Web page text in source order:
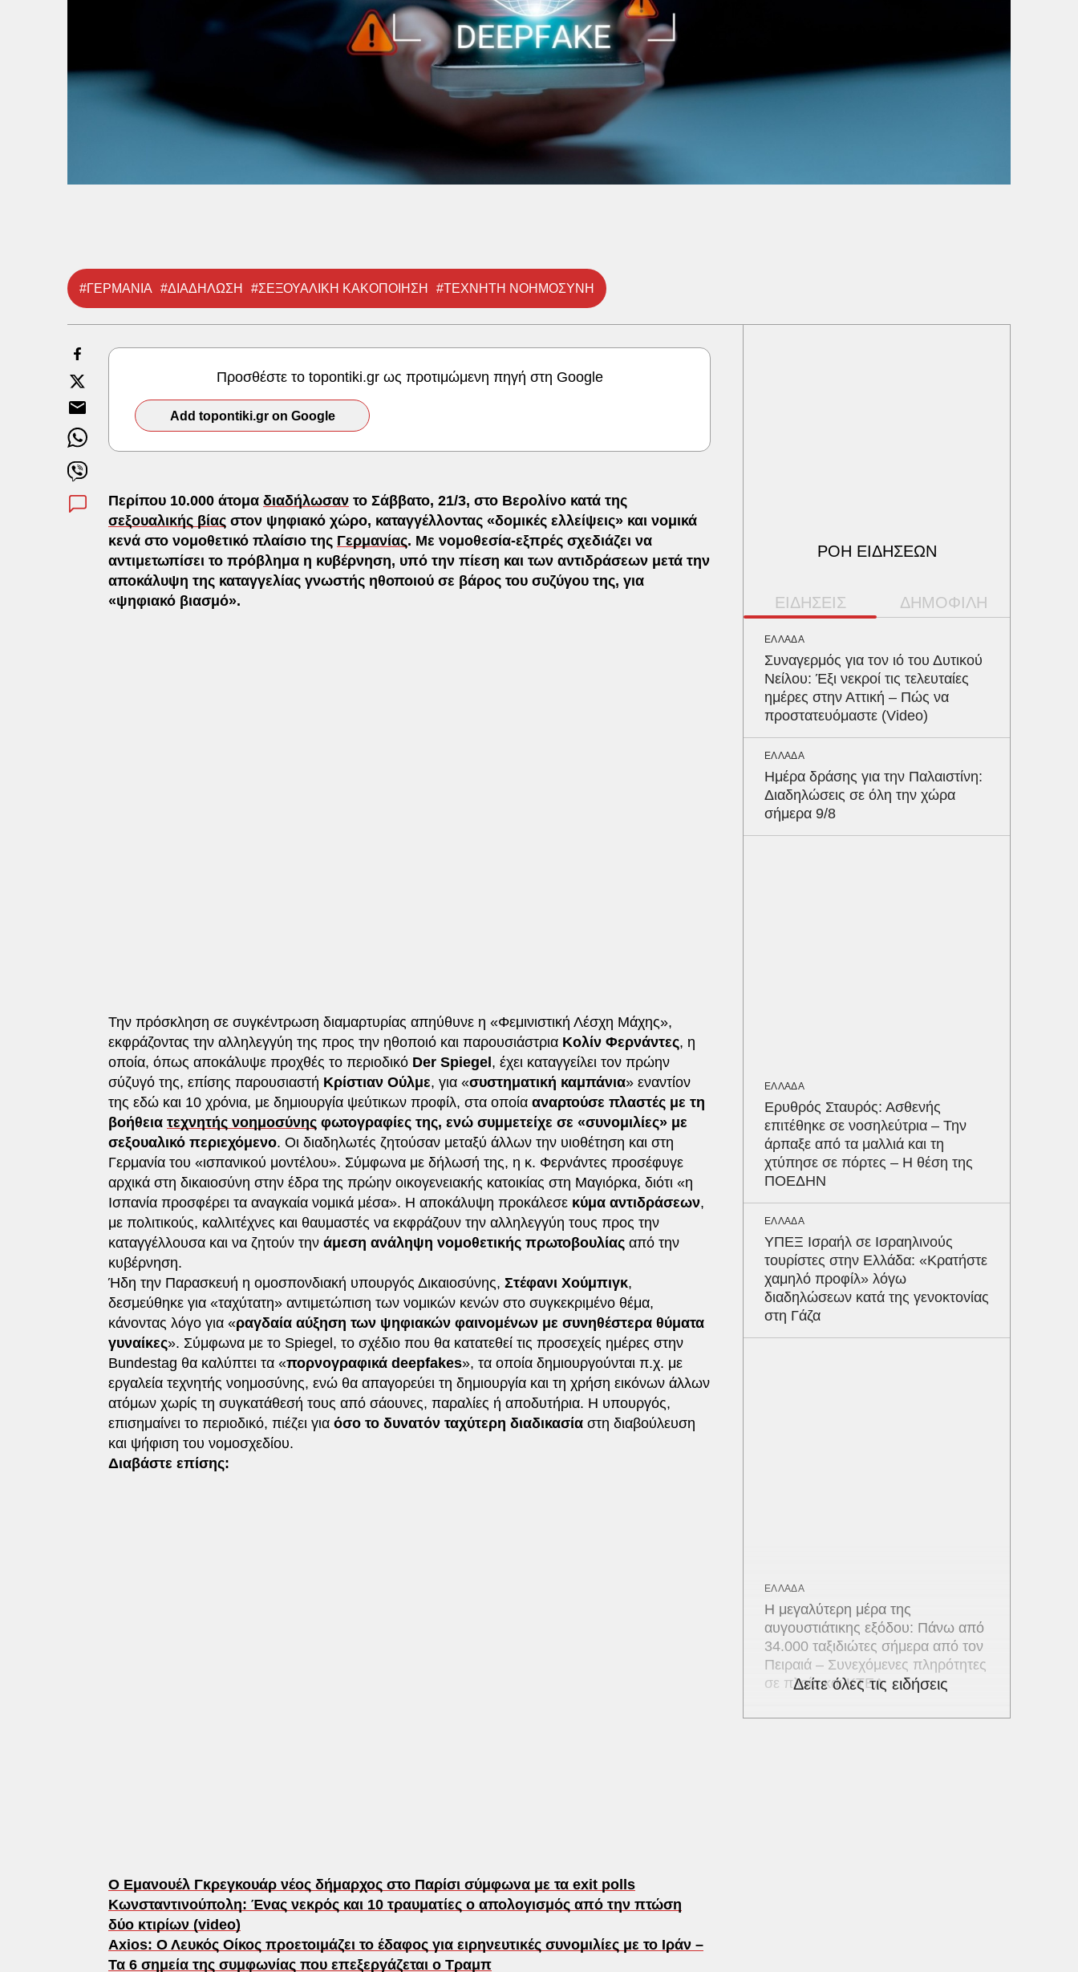
#ΓΕΡΜΑΝΙΑ #ΔΙΑΔΗΛΩΣΗ #ΣΕΞΟΥΑΛΙΚΗ ΚΑΚΟΠΟΙΗΣΗ #ΤΕΧΝΗΤΗ ΝΟΗΜΟΣΥΝΗ
Προσθέστε το topontiki.gr ως προτιμώμενη πηγή στη Google
Add topontiki.gr on Google
Περίπου 10.000 άτομα διαδήλωσαν το Σάββατο, 21/3, στο Βερολίνο κατά της
σεξουαλικής βίας στον ψηφιακό χώρο, καταγγέλλοντας «δομικές ελλείψεις» και νομικά
κενά στο νομοθετικό πλαίσιο της Γερμανίας. Με νομοθεσία-εξπρές σχεδιάζει να
αντιμετωπίσει το πρόβλημα η κυβέρνηση, υπό την πίεση και των αντιδράσεων μετά την
αποκάλυψη της καταγγελίας γνωστής ηθοποιού σε βάρος του συζύγου της, για
«ψηφιακό βιασμό».
Την πρόσκληση σε συγκέντρωση διαμαρτυρίας απηύθυνε η «Φεμινιστική Λέσχη Μάχης»,
εκφράζοντας την αλληλεγγύη της προς την ηθοποιό και παρουσιάστρια Κολίν Φερνάντες, η
οποία, όπως αποκάλυψε προχθές το περιοδικό Der Spiegel, έχει καταγγείλει τον πρώην
σύζυγό της, επίσης παρουσιαστή Κρίστιαν Ούλμε, για «συστηματική καμπάνια» εναντίον
της εδώ και 10 χρόνια, με δημιουργία ψεύτικων προφίλ, στα οποία αναρτούσε πλαστές με τη
βοήθεια τεχνητής νοημοσύνης φωτογραφίες της, ενώ συμμετείχε σε «συνομιλίες» με
σεξουαλικό περιεχόμενο. Οι διαδηλωτές ζητούσαν μεταξύ άλλων την υιοθέτηση και στη
Γερμανία του «ισπανικού μοντέλου». Σύμφωνα με δήλωσή της, η κ. Φερνάντες προσέφυγε
αρχικά στη δικαιοσύνη στην έδρα της πρώην οικογενειακής κατοικίας στη Μαγιόρκα, διότι «η
Ισπανία προσφέρει τα αναγκαία νομικά μέσα». Η αποκάλυψη προκάλεσε κύμα αντιδράσεων,
με πολιτικούς, καλλιτέχνες και θαυμαστές να εκφράζουν την αλληλεγγύη τους προς την
καταγγέλλουσα και να ζητούν την άμεση ανάληψη νομοθετικής πρωτοβουλίας από την
κυβέρνηση.
Ήδη την Παρασκευή η ομοσπονδιακή υπουργός Δικαιοσύνης, Στέφανι Χούμπιγκ,
δεσμεύθηκε για «ταχύτατη» αντιμετώπιση των νομικών κενών στο συγκεκριμένο θέμα,
κάνοντας λόγο για «ραγδαία αύξηση των ψηφιακών φαινομένων με συνηθέστερα θύματα
γυναίκες». Σύμφωνα με το Spiegel, το σχέδιο που θα κατατεθεί τις προσεχείς ημέρες στην
Bundestag θα καλύπτει τα «πορνογραφικά deepfakes», τα οποία δημιουργούνται π.χ. με
εργαλεία τεχνητής νοημοσύνης, ενώ θα απαγορεύει τη δημιουργία και τη χρήση εικόνων άλλων
ατόμων χωρίς τη συγκατάθεσή τους από σάουνες, παραλίες ή αποδυτήρια. Η υπουργός,
επισημαίνει το περιοδικό, πιέζει για όσο το δυνατόν ταχύτερη διαδικασία στη διαβούλευση
και ψήφιση του νομοσχεδίου.
Διαβάστε επίσης:
Ο Εμανουέλ Γκρεγκουάρ νέος δήμαρχος στο Παρίσι σύμφωνα με τα exit polls
Κωνσταντινούπολη: Ένας νεκρός και 10 τραυματίες ο απολογισμός από την πτώση
δύο κτιρίων (video)
Axios: Ο Λευκός Οίκος προετοιμάζει το έδαφος για ειρηνευτικές συνομιλίες με το Ιράν –
Τα 6 σημεία της συμφωνίας που επεξεργάζεται ο Τραμπ
ΡΟΗ ΕΙΔΗΣΕΩΝ
ΕΙΔΗΣΕΙΣ ΔΗΜΟΦΙΛΗ
ΕΛΛΑΔΑ
Συναγερμός για τον ιό του Δυτικού
Νείλου: Έξι νεκροί τις τελευταίες
ημέρες στην Αττική – Πώς να
προστατευόμαστε (Video)
ΕΛΛΑΔΑ
Ημέρα δράσης για την Παλαιστίνη:
Διαδηλώσεις σε όλη την χώρα
σήμερα 9/8
ΕΛΛΑΔΑ
Ερυθρός Σταυρός: Ασθενής
επιτέθηκε σε νοσηλεύτρια – Την
άρπαξε από τα μαλλιά και τη
χτύπησε σε πόρτες – Η θέση της
ΠΟΕΔΗΝ
ΕΛΛΑΔΑ
ΥΠΕΞ Ισραήλ σε Ισραηλινούς
τουρίστες στην Ελλάδα: «Κρατήστε
χαμηλό προφίλ» λόγω
διαδηλώσεων κατά της γενοκτονίας
στη Γάζα
ΕΛΛΑΔΑ
Η μεγαλύτερη μέρα της
αυγουστιάτικης εξόδου: Πάνω από
34.000 ταξιδιώτες σήμερα από τον
Πειραιά – Συνεχόμενες πληρότητες
σε πλοία και ΚΤΕΛ
Δείτε όλες τις ειδήσεις